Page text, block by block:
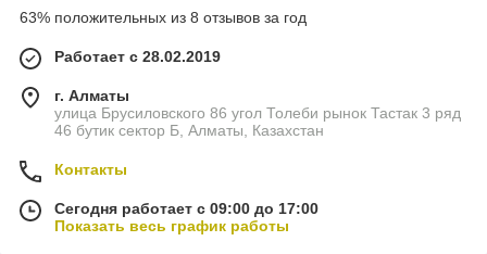
63% положительных из 8 отзывов за год
Работает с 28.02.2019
г. Алматы
улица Брусиловского 86 угол Толеби рынок Тастак 3 ряд
46 бутик сектор Б, Алматы, Казахстан
Контакты
Сегодня работает с 09:00 до 17:00
Показать весь график работы